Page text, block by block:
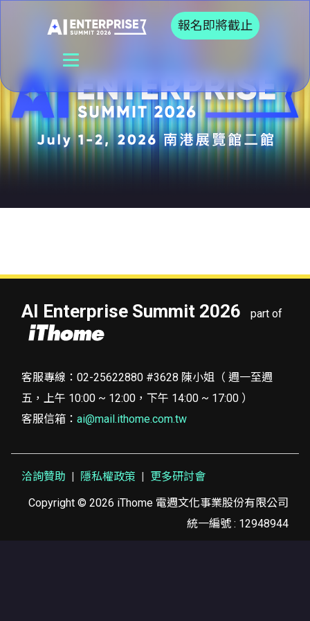
報名即將截止
AI Enterprise Summit 2026 part of
客服專線：02-25622880 #3628 陳小姐（ 週一至週
五，上午 10:00 ~ 12:00，下午 14:00 ~ 17:00 ）
客服信箱： ai@mail.ithome.com.tw
洽詢贊助 隱私權政策
更多研討會
Copyright © 2026 iThome 電週文化事業股份有限公司
統一編號 : 12948944